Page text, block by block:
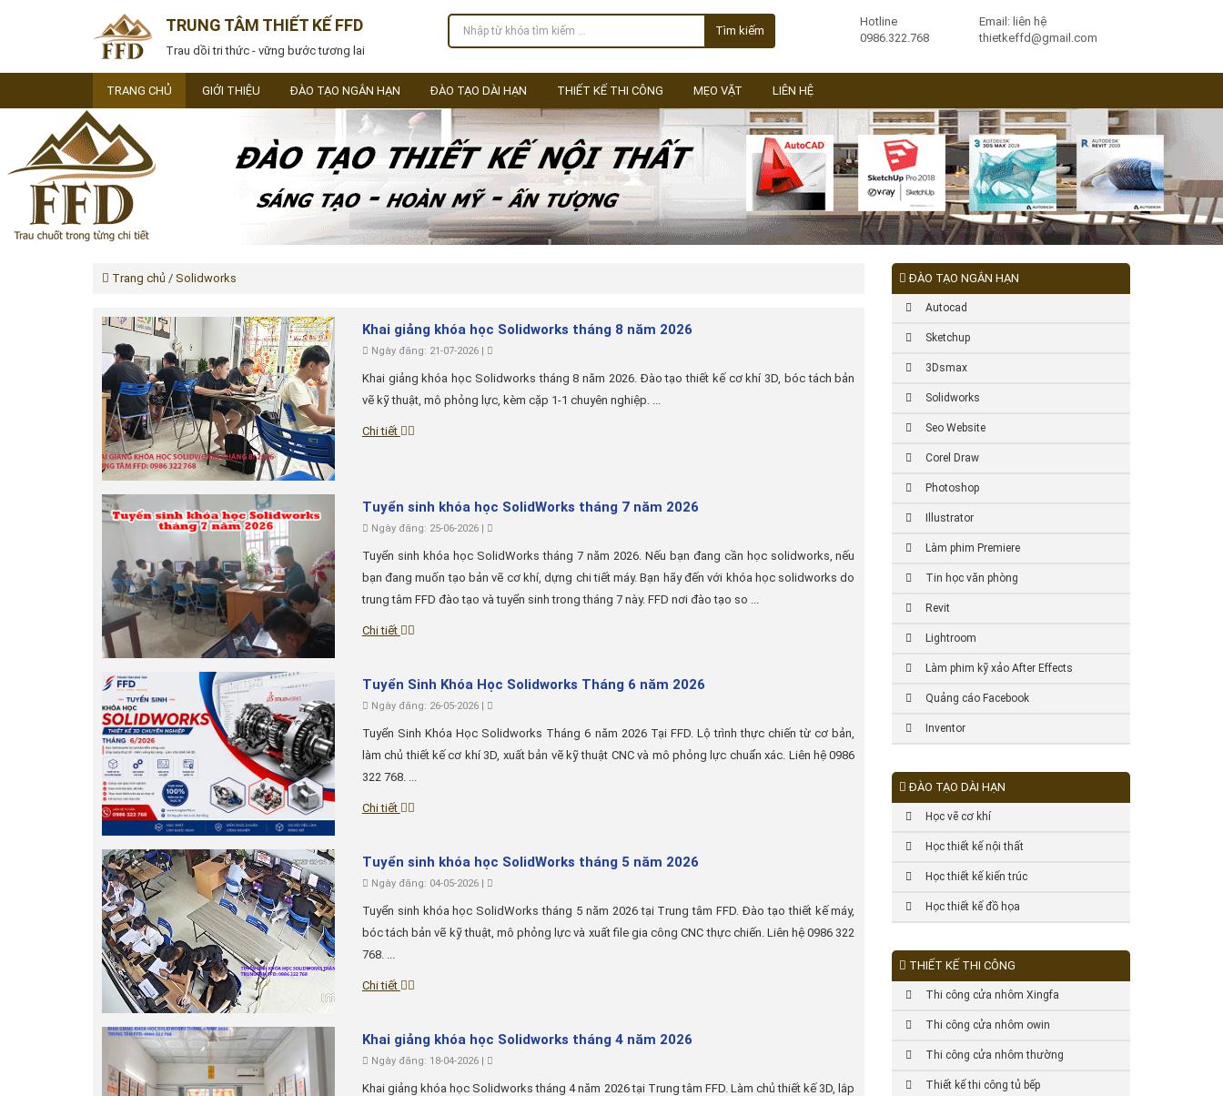
TRUNG TÂM THIẾT KẾ FFD
Trau dồi tri thức - vững bước tương lai
Tìm kiếm
Email: liên hệ
thietkeffd@gmail.com
Hotline
0986.322.768
TRANG CHỦ GIỚI THIỆU ĐÀO TẠO NGẮN HẠN ĐÀO TẠO DÀI HẠN THIẾT KẾ THI CÔNG MẸO VẶT LIÊN HỆ
Trang chủ / Solidworks
Khai giảng khóa học Solidworks tháng 8 năm 2026
Ngày đăng: 21-07-2026 |
Khai giảng khóa học Solidworks tháng 8 năm 2026. Đào tạo thiết kế cơ khí 3D, bóc tách bản
vẽ kỹ thuật, mô phỏng lực, kèm cặp 1-1 chuyên nghiệp. ...
Chi tiết
Tuyển sinh khóa học SolidWorks tháng 7 năm 2026
Ngày đăng: 25-06-2026 |
Tuyển sinh khóa học SolidWorks tháng 7 năm 2026. Nếu bạn đang cần học solidworks, nếu
bạn đang muốn tạo bản vẽ cơ khí, dựng chi tiết máy. Bạn hãy đến với khóa học solidworks do
trung tâm FFD đào tạo và tuyển sinh trong tháng 7 này. FFD nơi đào tạo so ...
Chi tiết
Tuyển Sinh Khóa Học Solidworks Tháng 6 năm 2026
Ngày đăng: 26-05-2026 |
Tuyển Sinh Khóa Học Solidworks Tháng 6 năm 2026 Tại FFD. Lộ trình thực chiến từ cơ bản,
làm chủ thiết kế cơ khí 3D, xuất bản vẽ kỹ thuật CNC và mô phỏng lực chuẩn xác. Liên hệ 0986
322 768. ...
Chi tiết
Tuyển sinh khóa học SolidWorks tháng 5 năm 2026
Ngày đăng: 04-05-2026 |
Tuyển sinh khóa học SolidWorks tháng 5 năm 2026 tại Trung tâm FFD. Đào tạo thiết kế máy,
bóc tách bản vẽ kỹ thuật, mô phỏng lực và xuất file gia công CNC thực chiến. Liên hệ 0986 322
768. ...
Chi tiết
Khai giảng khóa học Solidworks tháng 4 năm 2026
Ngày đăng: 18-04-2026 |
Khai giảng khóa học Solidworks tháng 4 năm 2026 tại Trung tâm FFD. Làm chủ thiết kế 3D, lắp
ĐÀO TẠO NGẮN HẠN
Autocad
Sketchup
3Dsmax
Solidworks
Seo Website
Corel Draw
Photoshop
Illustrator
Làm phim Premiere
Tin học văn phòng
Revit
Lightroom
Làm phim kỹ xảo After Effects
Quảng cáo Facebook
Inventor
ĐÀO TẠO DÀI HẠN
Học vẽ cơ khí
Học thiết kế nội thất
Học thiết kế kiến trúc
Học thiết kế đồ họa
THIẾT KẾ THI CÔNG
Thi công cửa nhôm Xingfa
Thi công cửa nhôm owin
Thi công cửa nhôm thường
Thiết kế thi công tủ bếp